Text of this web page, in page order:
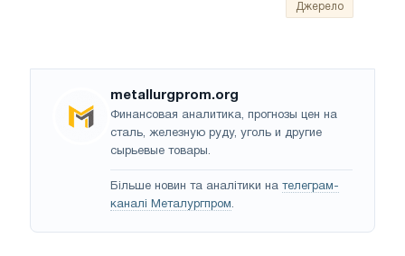
Джерело
metallurgprom.org
Финансовая аналитика, прогнозы цен на
сталь, железную руду, уголь и другие
сырьевые товары.
Більше новин та аналітики на телеграм-
каналі Металургпром.